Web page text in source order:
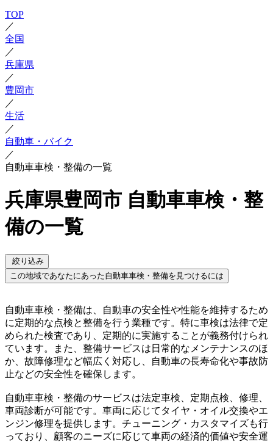
TOP
／
全国
／
兵庫県
／
豊岡市
／
生活
／
自動車・バイク
／
自動車車検・整備の一覧
兵庫県豊岡市 自動車車検・整
備の一覧
絞り込み
この地域であなたにあった自動車車検・整備を見つけるには
自動車車検・整備は、自動車の安全性や性能を維持するため
に定期的な点検と整備を行う業種です。特に車検は法律で定
められた検査であり、定期的に実施することが義務付けられ
ています。また、整備サービスは日常的なメンテナンスのほ
か、故障修理など幅広く対応し、自動車の長寿命化や事故防
止などの安全性を確保します。
自動車車検・整備のサービスは法定車検、定期点検、修理、
車両診断が可能です。車両に応じてタイヤ・オイル交換やエ
ンジン修理を提供します。チューニング・カスタマイズも行
っており、顧客のニーズに応じて車両の経済的価値や安全運